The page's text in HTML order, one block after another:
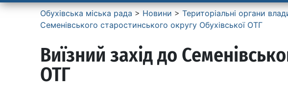
Обухівська міська рада > Новини > Територіальні органи
Семенівського старостинського округу Обухівської ОТГ
Виїзний захід до
ОТГ